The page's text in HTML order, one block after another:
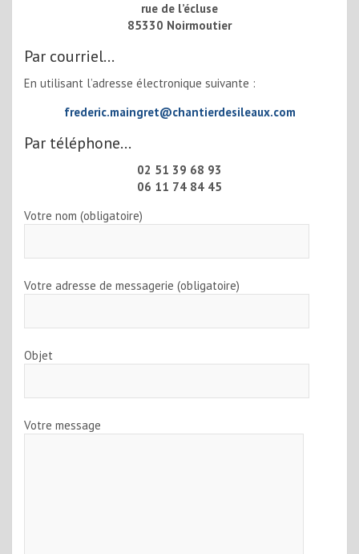
rue de l’écluse
85330 Noirmoutier
Par courriel…
En utilisant l’adresse électronique suivante :
frederic.maingret@chantierdesileaux.com
Par téléphone…
02 51 39 68 93
06 11 74 84 45
Votre nom (obligatoire)
Votre adresse de messagerie (obligatoire)
Objet
Votre message